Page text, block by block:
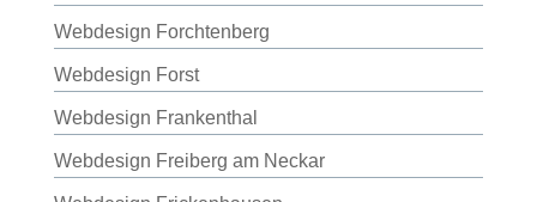
Webdesign Forchtenberg
Webdesign Forst
Webdesign Frankenthal
Webdesign Freiberg am Neckar